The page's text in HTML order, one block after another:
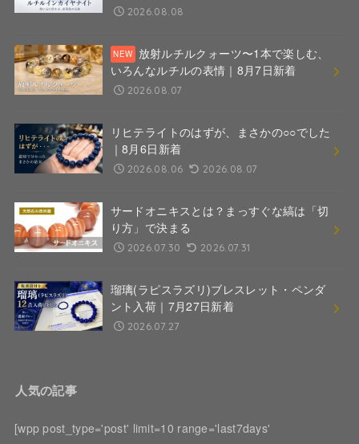
2026.08.08
放射ルチルクォーツ〜1本で楽しむ、
いろんなルチルの表情｜8月7日新着
2026.08.07
リヒテライトのはずが、まさかの○○でした
｜8月6日新着
2026.08.06 2026.08.07
サードオニキスとは？まっすぐな縞は「切
り方」で決まる
2026.07.30 2026.07.31
瑠璃(ラピスラズリ)ブレスレット・ペンダ
ント入荷｜7月27日新着
2026.07.27
人気の記事
[wpp post_type='post' limit=10 range='last7days'